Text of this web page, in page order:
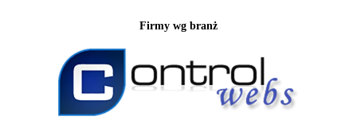
Firmy wg branż